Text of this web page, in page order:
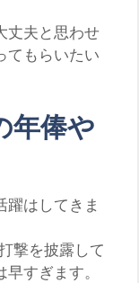
丈夫と思わせ
てもらいたい
年俸や
躍はしてきま
撃を披露して
すぎます。